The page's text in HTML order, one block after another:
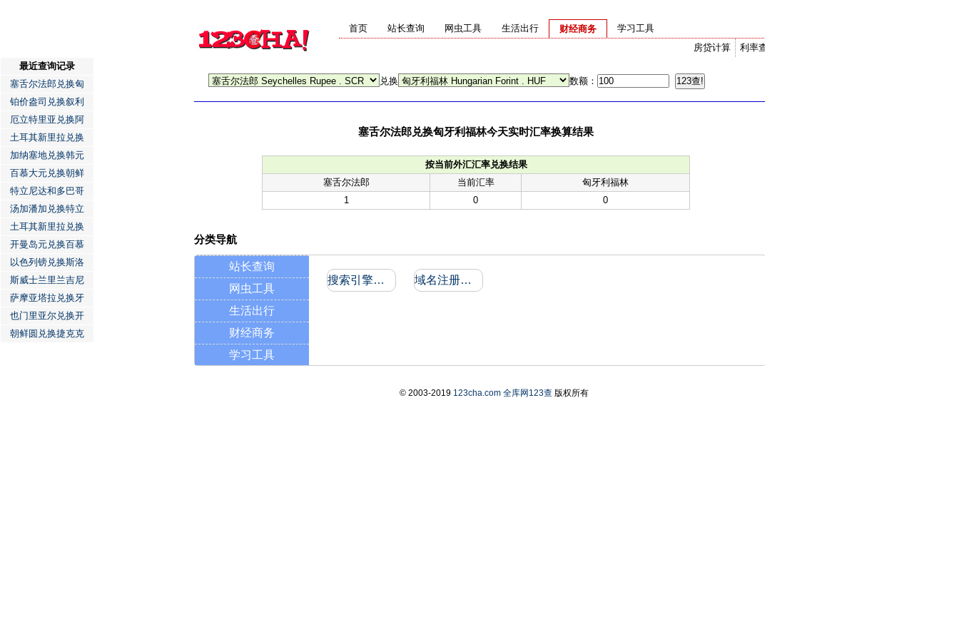
首页 站长查询 网虫工具 生活出行
财经商务
利率查询
房贷计算
学习工具
兑换 数额：
塞舌尔法郎兑换匈牙利福林今天实时汇率换算结果
按当前外汇汇率兑换结果
塞舌尔法郎
当前汇率
匈牙利福林
1
0 0
最近查询记录
塞舌尔法郎兑换匈
铂价盎司兑换叙利
厄立特里亚兑换阿
土耳其新里拉兑换
加纳塞地兑换韩元
百慕大元兑换朝鲜
特立尼达和多巴哥
汤加潘加兑换特立
土耳其新里拉兑换
开曼岛元兑换百慕
以色列镑兑换斯洛
斯威士兰里兰吉尼
萨摩亚塔拉兑换牙
也门里亚尔兑换开
朝鲜圆兑换捷克克
分类导航
站长查询
网虫工具
生活出行
财经商务
学习工具
搜索引擎收录和反向链接 域名注册信息
© 2003-2019 123cha.com 全库网123查版权所有